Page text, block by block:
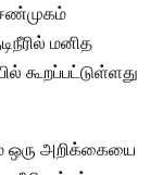
சண்முகம்
மனித
கூறப்பட்டுள்ளது
ஒரு அறிக்கையை